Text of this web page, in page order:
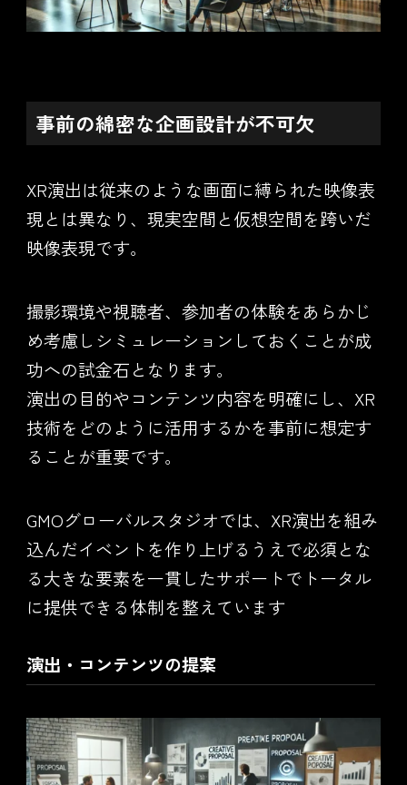
事前の綿密な企画設計が不可欠
XR演出は従来のような画面に縛られた映像表
現とは異なり、現実空間と仮想空間を跨いだ
映像表現です。
撮影環境や視聴者、参加者の体験をあらかじ
め考慮しシミュレーションしておくことが成
功への試金石となります。
演出の目的やコンテンツ内容を明確にし、XR
技術をどのように活用するかを事前に想定す
ることが重要です。
GMOグローバルスタジオでは、XR演出を組み
込んだイベントを作り上げるうえで必須とな
る大きな要素を一貫したサポートでトータル
に提供できる体制を整えています
演出・コンテンツの提案